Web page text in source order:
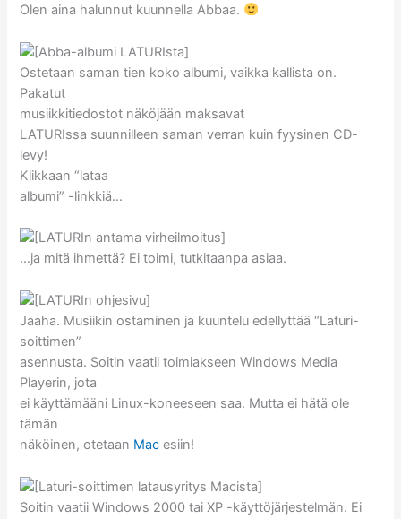
Olen aina halunnut kuunnella Abbaa.
Ostetaan saman tien koko albumi, vaikka kallista on.
Pakatut
musiikkitiedostot näköjään maksavat
LATURIssa suunnilleen saman verran kuin fyysinen CD-
levy!
Klikkaan “lataa
albumi” -linkkiä…
…ja mitä ihmettä? Ei toimi, tutkitaanpa asiaa.
Jaaha. Musiikin ostaminen ja kuuntelu edellyttää “Laturi-
soittimen”
asennusta. Soitin vaatii toimiakseen Windows Media
Playerin, jota
ei käyttämääni Linux-koneeseen saa. Mutta ei hätä ole
tämän
näköinen, otetaan Mac esiin!
Soitin vaatii Windows 2000 tai XP -käyttöjärjestelmän. Ei